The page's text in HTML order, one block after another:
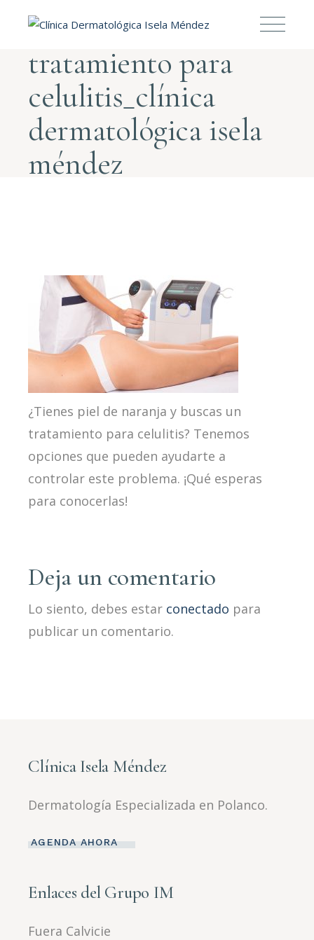
tratamiento para
celulitis_clínica
dermatológica isela
méndez
¿Tienes piel de naranja y buscas un
tratamiento para celulitis? Tenemos
opciones que pueden ayudarte a
controlar este problema. ¡Qué esperas
para conocerlas!
Deja un comentario
Lo siento, debes estar conectado para
publicar un comentario.
Clínica Isela Méndez
Dermatología Especializada en Polanco.
AGENDA AHORA
Enlaces del Grupo IM
Fuera Calvicie